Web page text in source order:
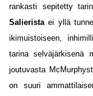
rankasti sepitetty
Salieristaei yllä
ikimuistoiseen,
tarina selväjärkisenä
joutuvasta
on suuri